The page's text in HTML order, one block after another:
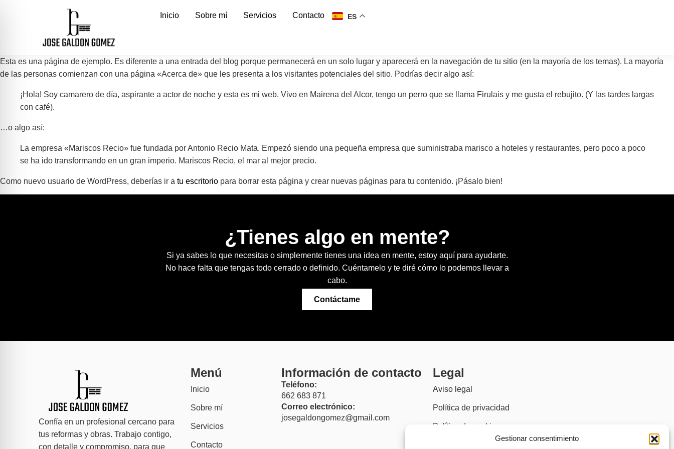
Gestionar consentimiento
Inicio Sobre mí Servicios Contacto ES
Esta es una página de ejemplo. Es diferente a una entrada del blog porque permanecerá en un solo lugar y aparecerá en la navegación de tu sitio (en la mayoría de los temas). La mayoría
de las personas comienzan con una página «Acerca de» que les presenta a los visitantes potenciales del sitio. Podrías decir algo así:
¡Hola! Soy camarero de día, aspirante a actor de noche y esta es mi web. Vivo en Mairena del Alcor, tengo un perro que se llama Firulais y me gusta el rebujito. (Y las tardes largas
con café).
…o algo así:
La empresa «Mariscos Recio» fue fundada por Antonio Recio Mata. Empezó siendo una pequeña empresa que suministraba marisco a hoteles y restaurantes, pero poco a poco
se ha ido transformando en un gran imperio. Mariscos Recio, el mar al mejor precio.
Como nuevo usuario de WordPress, deberías ir a tu escritorio para borrar esta página y crear nuevas páginas para tu contenido. ¡Pásalo bien!
¿Tienes algo en mente?
Si ya sabes lo que necesitas o simplemente tienes una idea en mente, estoy aquí para ayudarte.
No hace falta que tengas todo cerrado o definido. Cuéntamelo y te diré cómo lo podemos llevar a
cabo.
Contáctame
Confía en un profesional cercano para
tus reformas y obras. Trabajo contigo,
con detalle y compromiso, para que
Menú
Inicio
Sobre mí
Servicios
Contacto
Información de contacto
Teléfono:
662 683 871
Correo electrónico:
josegaldongomez@gmail.com
Legal
Aviso legal
Política de privacidad
Política de cookies